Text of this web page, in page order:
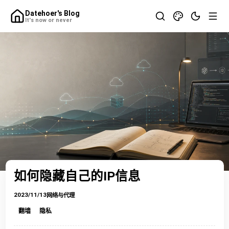
Datehoer's Blog
It's now or never
如何隐藏自己的IP信息
2023/11/13网络与代理
翻墙 隐私